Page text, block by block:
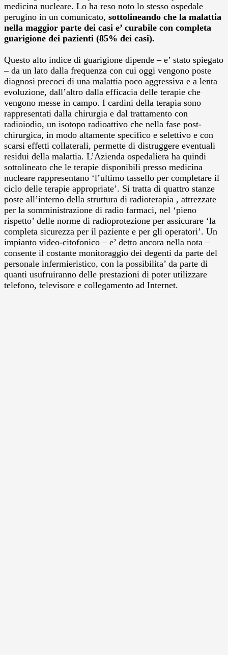
medicina nucleare. Lo ha reso noto lo stesso ospedale
perugino in un comunicato, sottolineando che la malattia
nella maggior parte dei casi e’ curabile con completa
guarigione dei pazienti (85% dei casi).
Questo alto indice di guarigione dipende – e’ stato spiegato
– da un lato dalla frequenza con cui oggi vengono poste
diagnosi precoci di una malattia poco aggressiva e a lenta
evoluzione, dall’altro dalla efficacia delle terapie che
vengono messe in campo. I cardini della terapia sono
rappresentati dalla chirurgia e dal trattamento con
radioiodio, un isotopo radioattivo che nella fase post-
chirurgica, in modo altamente specifico e selettivo e con
scarsi effetti collaterali, permette di distruggere eventuali
residui della malattia. L’Azienda ospedaliera ha quindi
sottolineato che le terapie disponibili presso medicina
nucleare rappresentano ‘l’ultimo tassello per completare il
ciclo delle terapie appropriate’. Si tratta di quattro stanze
poste all’interno della struttura di radioterapia , attrezzate
per la somministrazione di radio farmaci, nel ‘pieno
rispetto’ delle norme di radioprotezione per assicurare ‘la
completa sicurezza per il paziente e per gli operatori’. Un
impianto video-citofonico – e’ detto ancora nella nota –
consente il costante monitoraggio dei degenti da parte del
personale infermieristico, con la possibilita’ da parte di
quanti usufruiranno delle prestazioni di poter utilizzare
telefono, televisore e collegamento ad Internet.